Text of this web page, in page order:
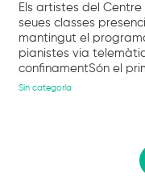
Els artistes del
seues classes
mantingut el
pianistes via
confinamentSón el
Sin categoría